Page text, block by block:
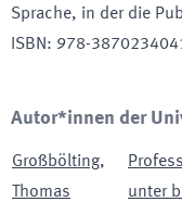
Sprache, in der die
ISBN: 978-
Autor*innen der
Großbölting,
Thomas
unter